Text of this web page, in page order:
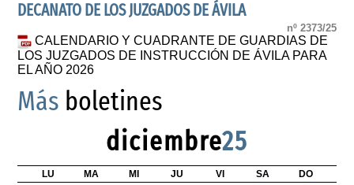
DECANATO DE LOS JUZGADOS DE ÁVILA
nº 2373/25
CALENDARIO Y CUADRANTE DE GUARDIAS DE
LOS JUZGADOS DE INSTRUCCIÓN DE ÁVILA PARA
EL AÑO 2026
Más boletines
diciembre25
LU MA MI JU VI SA DO